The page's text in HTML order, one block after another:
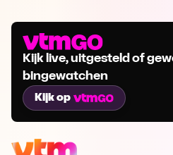
Kijk live, uitgesteld of
bingewatchen
Kijk op